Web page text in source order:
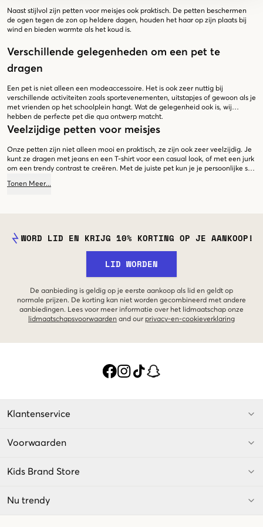
Naast stijlvol zijn petten voor meisjes ook praktisch. De petten beschermen
de ogen tegen de zon op heldere dagen, houden het haar op zijn plaats bij
wind en bieden warmte als het koud is.
Verschillende gelegenheden om een pet te
dragen
Een pet is niet alleen een modeaccessoire. Het is ook zeer nuttig bij
verschillende activiteiten zoals sportevenementen, uitstapjes of gewoon als je
met vrienden op het schoolplein hangt. Wat de gelegenheid ook is, wij
hebben de perfecte pet die qua ontwerp matcht.
Veelzijdige petten voor meisjes
Onze petten zijn niet alleen mooi en praktisch, ze zijn ook zeer veelzijdig. Je
kunt ze dragen met jeans en een T-shirt voor een casual look, of met een jurk
om een trendy contrast te creëren. Met de juiste pet kun je je persoonlijke stijl
streven we ernaar producten aan te bieden waar zowel kinderen als tieners
Tonen Meer...
WORD LID EN KRIJG 10% KORTING OP JE AANKOOP!
LID WORDEN
De aanbieding is geldig op je eerste aankoop als lid en geldt op
normale prijzen. De korting kan niet worden gecombineerd met andere
aanbiedingen. Lees voor meer informatie over het lidmaatschap onze
lidmaatschapsvoorwaarden and our privacy-en-cookieverklaring
Klantenservice
Voorwaarden
Kids Brand Store
Nu trendy